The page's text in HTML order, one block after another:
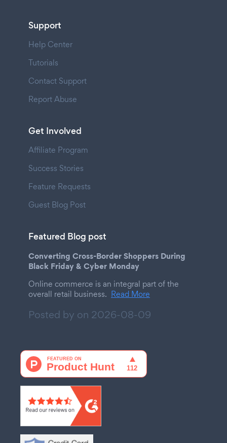
Support
Help Center
Tutorials
Contact Support
Report Abuse
Get Involved
Affiliate Program
Success Stories
Feature Requests
Guest Blog Post
Featured Blog post
Converting Cross-Border Shoppers During
Black Friday & Cyber Monday
Online commerce is an integral part of the
overall retail business. Read More
Posted by on 2026-08-09